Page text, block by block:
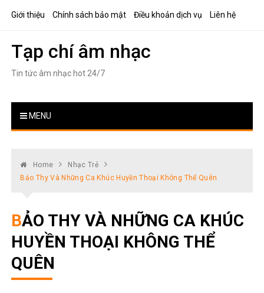
Giới thiệu Chính sách bảo mật Điều khoản dịch vụ Liên hệ
Tạp chí âm nhạc
Tin tức âm nhạc hot 24/7
MENU
Home
Nhạc Trẻ
Bảo Thy Và Những Ca Khúc Huyền Thoại Không Thể Quên
BẢO THY VÀ NHỮNG CA KHÚC
HUYỀN THOẠI KHÔNG THỂ
QUÊN